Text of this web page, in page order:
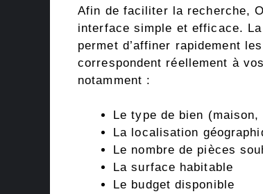
Afin de faciliter la recherche,
interface simple et efficace.
permet d’affiner rapidement
correspondent réellement à
notamment :
Le type de bien
La localisation
Le nombre de pièces
La surface habitable
Le budget disponible